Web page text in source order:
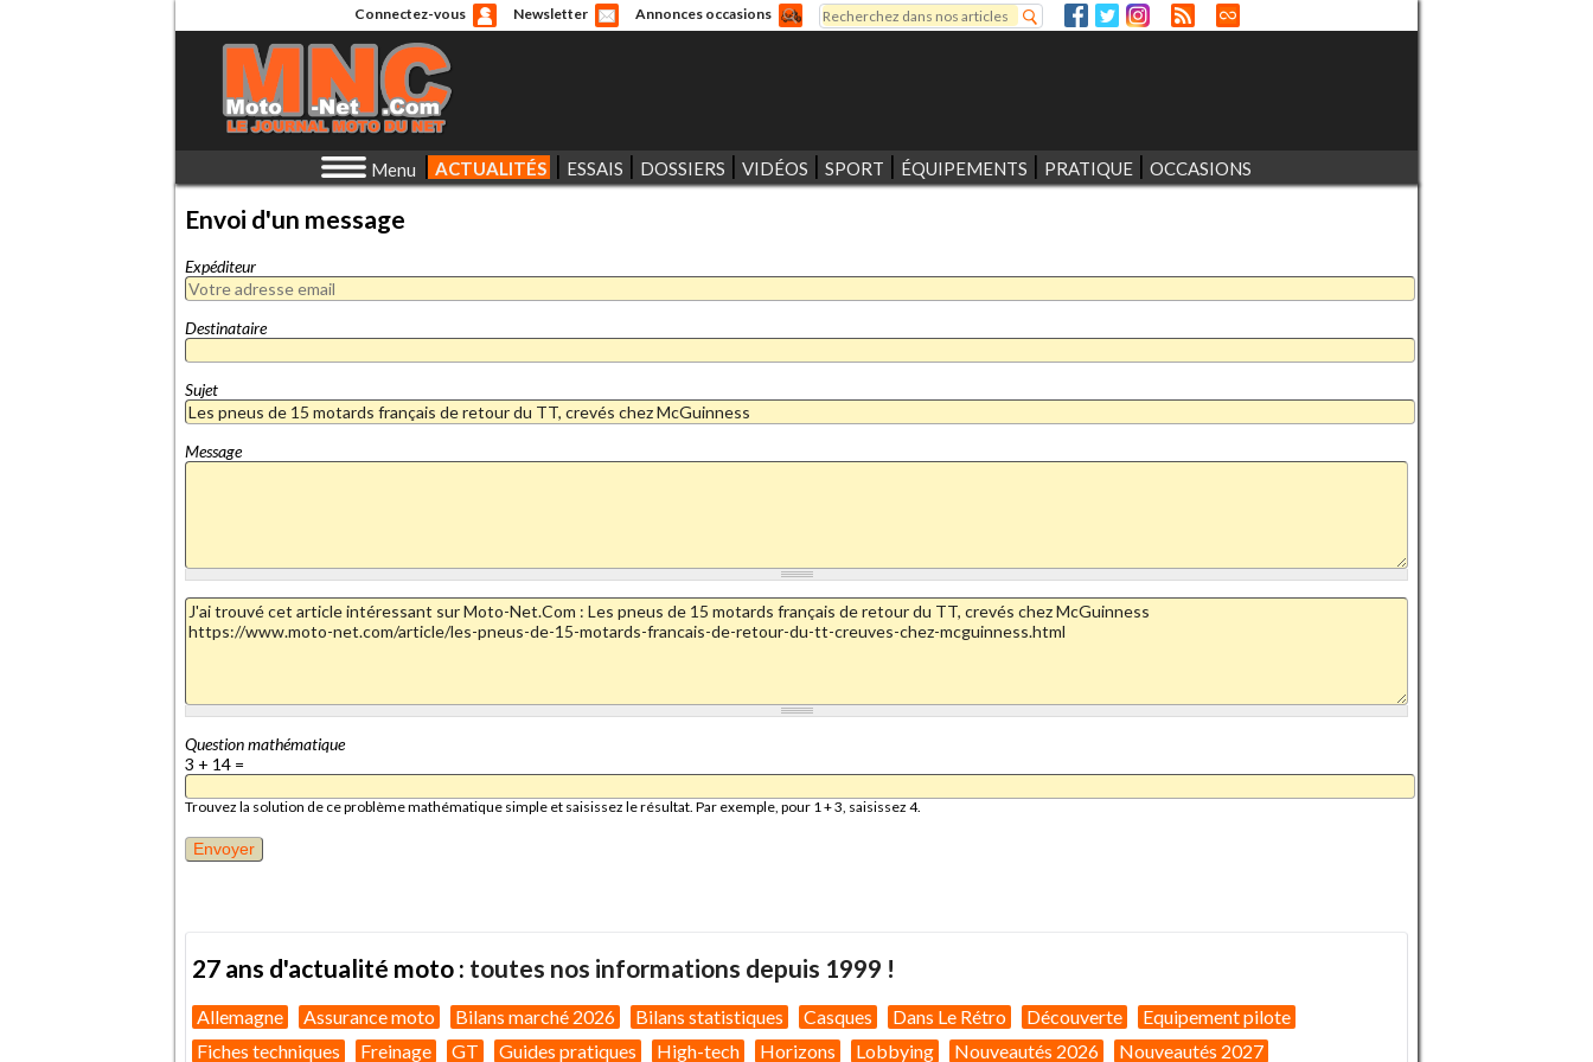
Connectez-vous Newsletter Annonces occasions
Formulaire de recherche
Rechercher
Menu ACTUALITÉS ESSAIS DOSSIERS VIDÉOS SPORT ÉQUIPEMENTS PRATIQUE OCCASIONS
Envoi d'un message
Expéditeur
Destinataire
Sujet
Message
Question mathématique
3 + 14 =
Trouvez la solution de ce problème mathématique simple et saisissez le résultat. Par exemple, pour 1 + 3, saisissez 4.
27 ans d'actualité moto : toutes nos informations depuis 1999 !
Allemagne Assurance moto Bilans marché 2026 Bilans statistiques Casques Dans Le Rétro Découverte
Equipement pilote
Fiches techniques
Freinage GT Guides pratiques High-tech Horizons Lobbying Nouveautés 2026 Nouveautés 2027